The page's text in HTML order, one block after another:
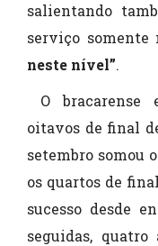
salientando
serviço somente
neste nível”.
O bracarense
oitavos de final
setembro somou
os quartos de
sucesso desde
seguidas,